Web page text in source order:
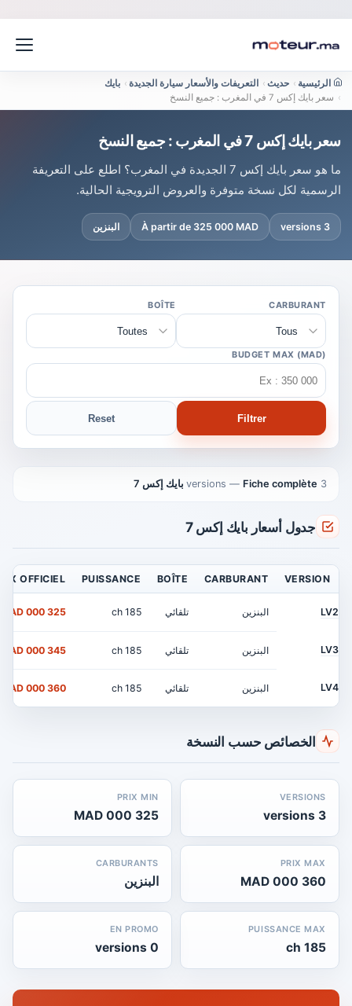
الرئيسية › حديث › التعريفات والأسعار سيارة الجديدة › بايك
› سعر بايك إكس 7 في المغرب : جميع النسخ
سعر بايك إكس 7 في المغرب : جميع النسخ
ما هو سعر بايك إكس 7 الجديدة في المغرب؟ اطلع على التعريفة
الرسمية لكل نسخة متوفرة والعروض الترويجية الحالية.
3 versions
À partir de 325 000 MAD البنزين
CARBURANT
BOÎTE
BUDGET MAX (MAD)
Filtrer
Reset
3 versions
— Fiche complète بايك إكس 7
جدول أسعار بايك إكس 7
VERSION
CARBURANT
BOÎTE
PUISSANCE
OFFICIEL
LV2 البنزين تلقائي 185 ch
325 000 MAD
LV3 البنزين تلقائي 185 ch
345 000 MAD
LV4 البنزين تلقائي 185 ch
360 000 MAD
الخصائص حسب النسخة
VERSIONS
3 versions
PRIX MIN
325 000 MAD
PRIX MAX
360 000 MAD
CARBURANTS
البنزين
PUISSANCE MAX
185 ch
EN PROMO
0 versions